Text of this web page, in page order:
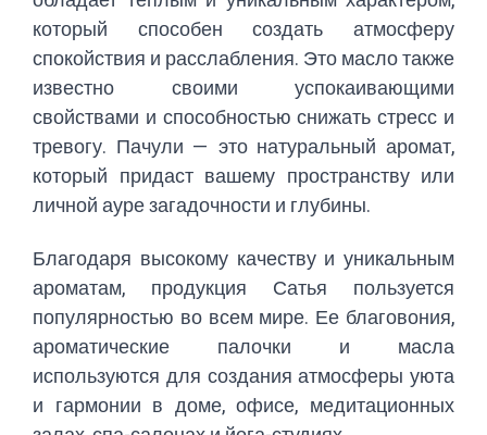
который способен создать атмосферу
спокойствия и расслабления. Это масло также
известно своими успокаивающими
свойствами и способностью снижать стресс и
тревогу. Пачули — это натуральный аромат,
который придаст вашему пространству или
личной ауре загадочности и глубины.
Благодаря высокому качеству и уникальным
ароматам, продукция Сатья пользуется
популярностью во всем мире. Ее благовония,
ароматические палочки и масла
используются для создания атмосферы уюта
и гармонии в доме, офисе, медитационных